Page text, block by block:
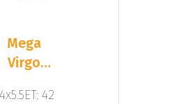
Mega
Virgo
42